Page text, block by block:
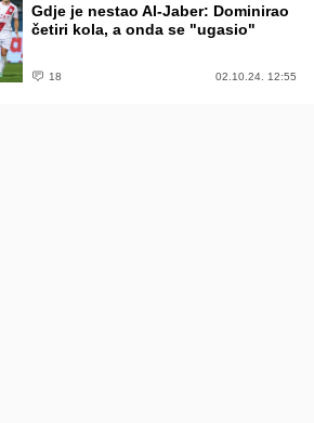
Gdje je nestao Al-Jaber: Dominirao
četiri kola, a onda se "ugasio"
18 02.10.24. 12:55